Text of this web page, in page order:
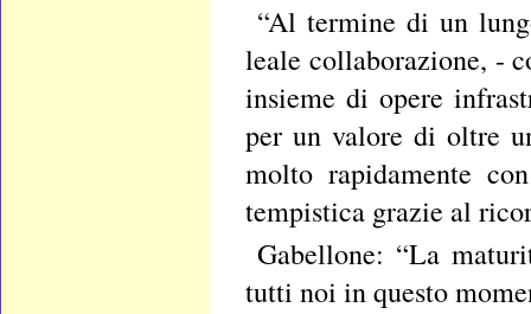
“Al termine di un
leale collaborazione, -
insieme di opere
per un valore di oltre
molto rapidamente
tempistica grazie al
Gabellone: “La
tutti noi in questo